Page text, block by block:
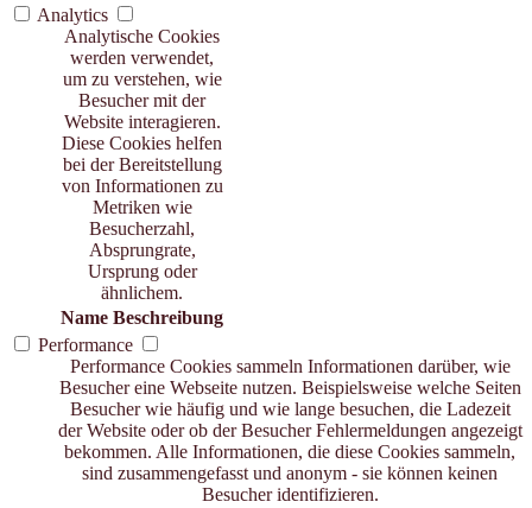
Analytics
Analytische Cookies
werden verwendet,
um zu verstehen, wie
Besucher mit der
Website interagieren.
Diese Cookies helfen
bei der Bereitstellung
von Informationen zu
Metriken wie
Besucherzahl,
Absprungrate,
Ursprung oder
ähnlichem.
Name Beschreibung
Performance
Performance Cookies sammeln Informationen darüber, wie
Besucher eine Webseite nutzen. Beispielsweise welche Seiten
Besucher wie häufig und wie lange besuchen, die Ladezeit
der Website oder ob der Besucher Fehlermeldungen angezeigt
bekommen. Alle Informationen, die diese Cookies sammeln,
sind zusammengefasst und anonym - sie können keinen
Besucher identifizieren.